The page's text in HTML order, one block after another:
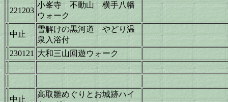
221203
小峯寺 不動山 横手八幡
ウォーク
中止
雪解けの黒河道 やどり温
泉入浴付
230121 大和三山回遊ウォーク
中止
高取雛めぐりとお城跡ハイ